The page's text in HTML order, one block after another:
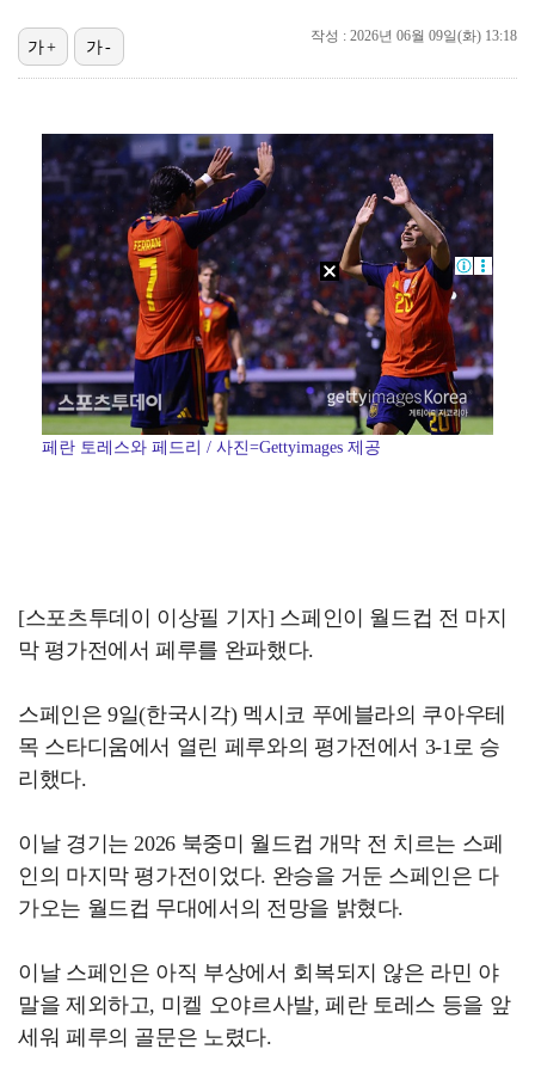
데이식스 영케이, '사운드플래닛페스티벌' 출격…첫 솔로…
K리그2 경남, 골키퍼 김태훈 임대 영입…"중요한 역할…
'편스토랑' 지승현, '고된 떡볶이' 음원 녹음…영탁도…
[ST포토] 박예지, 머리는 차갑게
[ST포토] 이가영, 힘찬 티샷
작성 : 2026년 06월 09일(화) 13:18
가+ 가-
페란 토레스와 페드리 / 사진=Gettyimages 제공
[스포츠투데이 이상필 기자] 스페인이 월드컵 전 마지
막 평가전에서 페루를 완파했다.
스페인은 9일(한국시각) 멕시코 푸에블라의 쿠아우테
목 스타디움에서 열린 페루와의 평가전에서 3-1로 승
리했다.
이날 경기는 2026 북중미 월드컵 개막 전 치르는 스페
인의 마지막 평가전이었다. 완승을 거둔 스페인은 다
가오는 월드컵 무대에서의 전망을 밝혔다.
이날 스페인은 아직 부상에서 회복되지 않은 라민 야
말을 제외하고, 미켈 오야르사발, 페란 토레스 등을 앞
세워 페루의 골문은 노렸다.